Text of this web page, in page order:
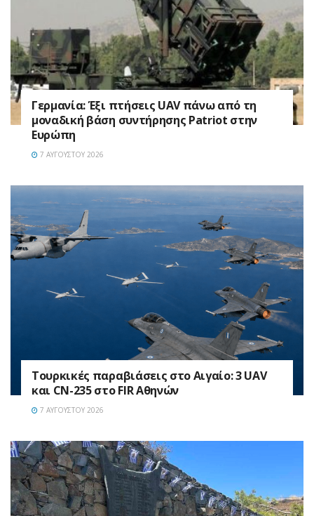
Γερμανία: Έξι πτήσεις UAV πάνω από τη
μοναδική βάση συντήρησης Patriot στην
Ευρώπη
7 ΑΥΓΟΎΣΤΟΥ 2026
Τουρκικές παραβιάσεις στο Αιγαίο: 3 UAV
και CN-235 στο FIR Αθηνών
7 ΑΥΓΟΎΣΤΟΥ 2026